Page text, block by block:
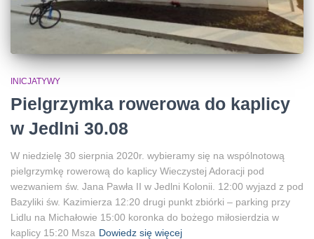
INICJATYWY
Pielgrzymka rowerowa do kaplicy
w Jedlni 30.08
W niedzielę 30 sierpnia 2020r. wybieramy się na wspólnotową
pielgrzymkę rowerową do kaplicy Wieczystej Adoracji pod
wezwaniem św. Jana Pawła II w Jedlni Kolonii. 12:00 wyjazd z pod
Bazyliki św. Kazimierza 12:20 drugi punkt zbiórki – parking przy
Lidlu na Michałowie 15:00 koronka do bożego miłosierdzia w
kaplicy 15:20 Msza Dowiedz się więcej